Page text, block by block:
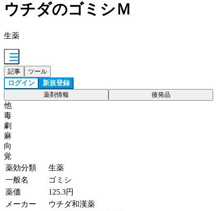
ウチダのゴミシＭ
生薬
記事 ツール
ログイン 新規登録
薬剤情報 後発品
他
毒
劇
麻
向
覚
薬効分類
生薬
一般名
ゴミシ
薬価
125.3円
メーカー
ウチダ和漢薬